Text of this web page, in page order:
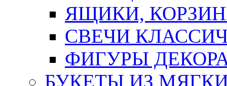
ЯЩИКИ,
СВЕЧИ
ФИГУРЫ
БУКЕТЫ ИЗ